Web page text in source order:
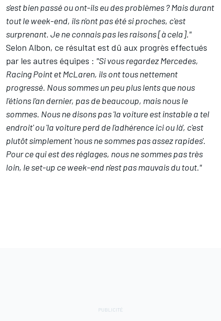
s'est bien passé ou ont-ils eu des problèmes ? Mais durant
tout le week-end, ils n'ont pas été si proches, c'est
surprenant. Je ne connais pas les raisons [à cela]."
Selon Albon, ce résultat est dû aux progrès effectués
par les autres équipes : "Si vous regardez Mercedes,
Racing Point et McLaren, ils ont tous nettement
progressé. Nous sommes un peu plus lents que nous
l'étions l'an dernier, pas de beaucoup, mais nous le
sommes. Nous ne disons pas 'la voiture est instable a tel
endroit' ou 'la voiture perd de l'adhérence ici ou là', c'est
plutôt simplement 'nous ne sommes pas assez rapides'.
Pour ce qui est des réglages, nous ne sommes pas très
loin, le set-up ce week-end n'est pas mauvais du tout."